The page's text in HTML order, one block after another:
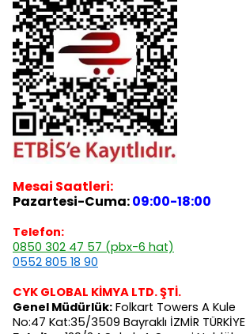
Mesai Saatleri:
Pazartesi-Cuma:09:00-18:00
Telefon:
0850 302 47 57 (pbx-6 hat)
0552 805 18 90
CYK GLOBAL KİMYA LTD. ŞTİ.
Genel Müdürlük: Folkart Towers A Kule
No:47 Kat:35/3509 Bayraklı İZMİR TÜRKİYE